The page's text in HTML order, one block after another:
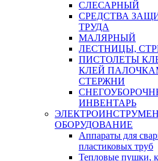
СЛЕСАРНЫЙ
СРЕДСТВА
ТРУДА
МАЛЯРНЫЙ
ЛЕСТНИЦЫ,
ПИСТОЛЕТЫ
КЛЕЙ
СТЕРЖНИ
ИНВЕНТАРЬ
ОБОРУДОВАНИЕ
Аппараты для
пластиковых труб
Тепловые пушки,